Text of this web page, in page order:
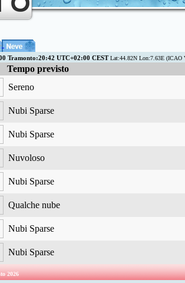
Tramonto:20:42 UTC+02:00 CESTLat:44.82N Lon:7.63E (ICAO
previsto
Sereno
Nubi Sparse
Nubi Sparse
Nuvoloso
Nubi Sparse
Qualche nube
Nubi Sparse
Nubi Sparse
2026